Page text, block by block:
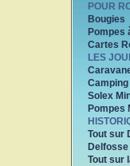
POUR
Bougies
Pompes
Cartes
LES
Solex
Pompes
Tout sur
Tout sur